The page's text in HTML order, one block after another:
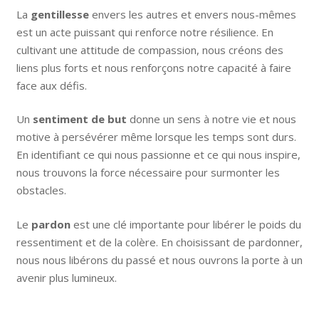
La gentillesseenvers les autres et envers nous-mêmes
est un acte puissant qui renforce notre résilience. En
cultivant une attitude de compassion, nous créons des
liens plus forts et nous renforçons notre capacité à faire
face aux défis.
Un sentiment de but donne un sens à notre vie et nous
motive à persévérer même lorsque les temps sont durs.
En identifiant ce qui nous passionne et ce qui nous inspire,
nous trouvons la force nécessaire pour surmonter les
obstacles.
Le pardonest une clé importante pour libérer le poids du
ressentiment et de la colère. En choisissant de pardonner,
nous nous libérons du passé et nous ouvrons la porte à un
avenir plus lumineux.